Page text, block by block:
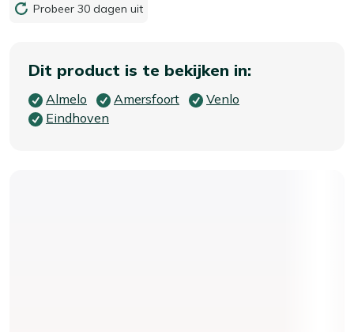
Probeer 30 dagen uit
Dit product is te bekijken in:
Almelo Amersfoort
Venlo
Eindhoven